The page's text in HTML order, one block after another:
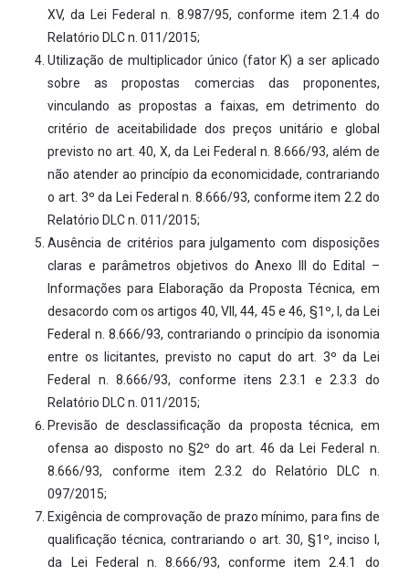
XV, da Lei Federal n. 8.987/95, conforme item 2.1.4 do
Relatório DLC n. 011/2015;
Utilização de multiplicador único (fator K) a ser aplicado
sobre as propostas comercias das proponentes,
vinculando as propostas a faixas, em detrimento do
critério de aceitabilidade dos preços unitário e global
previsto no art. 40, X, da Lei Federal n. 8.666/93, além de
não atender ao princípio da economicidade, contrariando
o art. 3º da Lei Federal n. 8.666/93, conforme item 2.2 do
Relatório DLC n. 011/2015;
Ausência de critérios para julgamento com disposições
claras e parâmetros objetivos do Anexo III do Edital –
Informações para Elaboração da Proposta Técnica, em
desacordo com os artigos 40, VII, 44, 45 e 46, §1º, I, da Lei
Federal n. 8.666/93, contrariando o princípio da isonomia
entre os licitantes, previsto no caput do art. 3º da Lei
Federal n. 8.666/93, conforme itens 2.3.1 e 2.3.3 do
Relatório DLC n. 011/2015;
Previsão de desclassificação da proposta técnica, em
ofensa ao disposto no §2º do art. 46 da Lei Federal n.
8.666/93, conforme item 2.3.2 do Relatório DLC n.
097/2015;
Exigência de comprovação de prazo mínimo, para fins de
qualificação técnica, contrariando o art. 30, §1º, inciso I,
da Lei Federal n. 8.666/93, conforme item 2.4.1 do